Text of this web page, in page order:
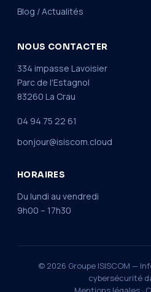
Blog / Actualités
NOUS CONTACTER
334 impasse Lavoisier
Parc de l'Estagnol
83260 La Crau
04 94 75 22 61
bonjour@isiscom.cloud
HORAIRES
Du lundi au vendredi
9h00 – 17h30
© 2026 Groupe ISISCOM —
cybersécurité